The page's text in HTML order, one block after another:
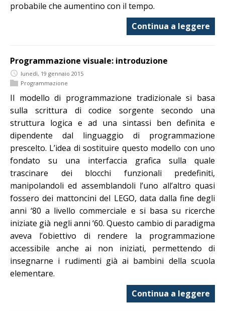
probabile che aumentino con il tempo.
Continua a leggere
Programmazione visuale: introduzione
lunedì, 19 gennaio 2015
Programmazione
Il modello di programmazione tradizionale si basa
sulla scrittura di codice sorgente secondo una
struttura logica e ad una sintassi ben definita e
dipendente dal linguaggio di programmazione
prescelto. L’idea di sostituire questo modello con uno
fondato su una interfaccia grafica sulla quale
trascinare dei blocchi funzionali predefiniti,
manipolandoli ed assemblandoli l’uno all’altro quasi
fossero dei mattoncini del LEGO, data dalla fine degli
anni ‘80 a livello commerciale e si basa su ricerche
iniziate già negli anni ‘60. Questo cambio di paradigma
aveva l’obiettivo di rendere la programmazione
accessibile anche ai non iniziati, permettendo di
insegnarne i rudimenti già ai bambini della scuola
elementare.
Continua a leggere